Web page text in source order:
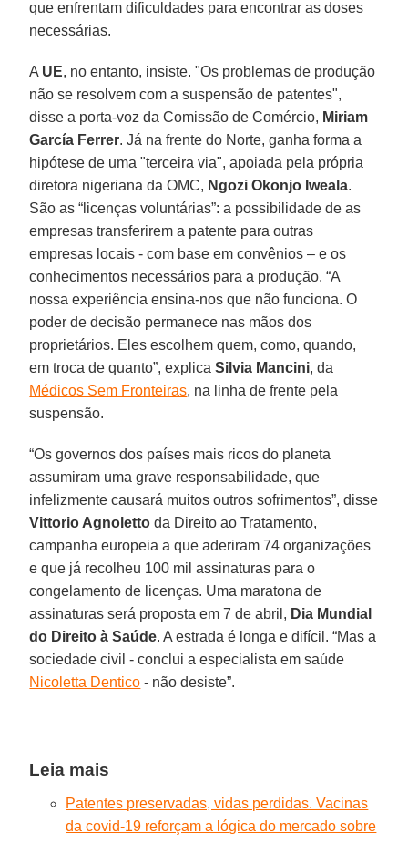
que enfrentam dificuldades para encontrar as doses
necessárias.
A UE, no entanto, insiste. "Os problemas de produção
não se resolvem com a suspensão de patentes",
disse a porta-voz da Comissão de Comércio, Miriam
García Ferrer. Já na frente do Norte, ganha forma a
hipótese de uma "terceira via", apoiada pela própria
diretora nigeriana da OMC, Ngozi Okonjo Iweala.
São as “licenças voluntárias”: a possibilidade de as
empresas transferirem a patente para outras
empresas locais - com base em convênios – e os
conhecimentos necessários para a produção. “A
nossa experiência ensina-nos que não funciona. O
poder de decisão permanece nas mãos dos
proprietários. Eles escolhem quem, como, quando,
em troca de quanto”, explicaSilvia Mancini, da
Médicos Sem Fronteiras, na linha de frente pela
suspensão.
“Os governos dos países mais ricos do planeta
assumiram uma grave responsabilidade, que
infelizmente causará muitos outros sofrimentos”, disse
Vittorio Agnoletto da Direito ao Tratamento,
campanha europeia a que aderiram 74 organizações
e que já recolheu 100 mil assinaturas para o
congelamento de licenças. Uma maratona de
assinaturas será proposta em 7 de abril, Dia Mundial
do Direito à Saúde. A estrada é longa e difícil. “Mas a
sociedade civil - conclui a especialista em saúde
Nicoletta Dentico - não desiste”.
Leia mais
Patentes preservadas, vidas perdidas. Vacinas
da covid-19 reforçam a lógica do mercado sobre